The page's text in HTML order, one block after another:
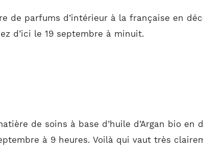
de parfums d’intérieur à la française en
d’ici le 19 septembre à minuit.
de soins à base d’huile d’Argan bio
à 9 heures. Voilà qui vaut très